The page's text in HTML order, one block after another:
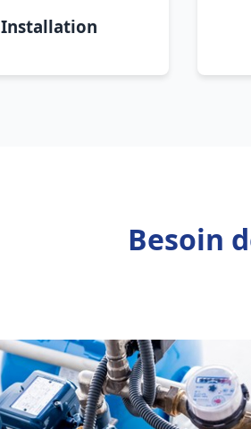
Installation
Besoin